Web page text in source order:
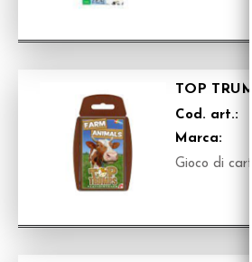
TOP
Cod. art.:
Marca:
Gioco di